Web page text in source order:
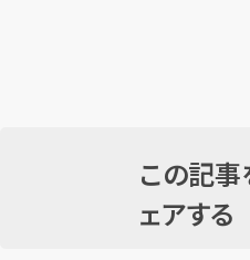
この記事
ェアする